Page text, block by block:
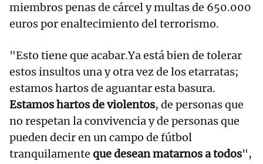
miembros penas de cárcel y multas de 650.000
euros por enaltecimiento del terrorismo.
"Esto tiene que acabar.Ya está bien de tolerar
estos insultos una y otra vez de los etarratas;
estamos hartos de aguantar esta basura.
Estamos hartos de violentos, de personas que
no respetan la convivencia y de personas que
pueden decir en un campo de fútbol
tranquilamente que desean matarnos a todos",